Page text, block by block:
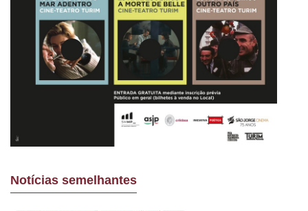
Notícias semelhantes